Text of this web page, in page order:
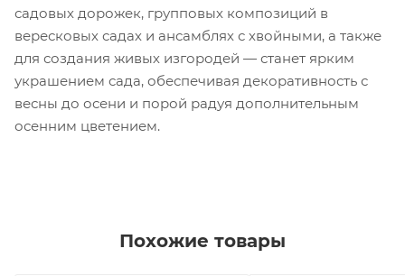
садовых дорожек, групповых композиций в
вересковых садах и ансамблях с хвойными, а также
для создания живых изгородей — станет ярким
украшением сада, обеспечивая декоративность с
весны до осени и порой радуя дополнительным
осенним цветением.
Похожие товары